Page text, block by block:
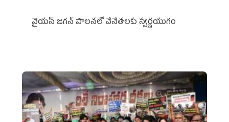
వైయ‌స్ జగన్ పాలనలో చేనేతలకు స్వర్ణయుగం